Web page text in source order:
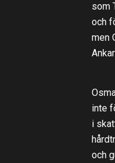
som
och
men
inte
i
och